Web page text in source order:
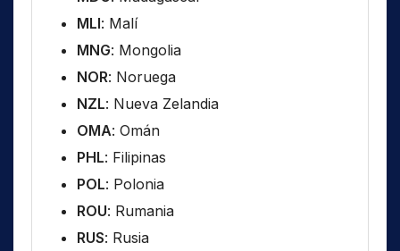
MLI: Malí
MNG: Mongolia
NOR: Noruega
NZL: Nueva Zelandia
OMA: Omán
PHL: Filipinas
POL: Polonia
ROU: Rumania
RUS: Rusia